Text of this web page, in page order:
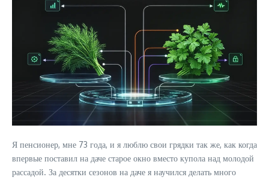
Я пенсионер, мне 73 года, и я люблю свои грядки так же, как когда
впервые поставил на даче старое окно вместо купола над молодой
рассадой. За десятки сезонов на даче я научился делать много